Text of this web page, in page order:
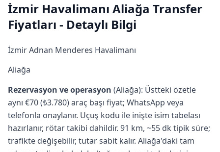
İzmir Havalimanı Aliağa Transfer
Fiyatları - Detaylı Bilgi
İzmir Adnan Menderes Havalimanı
Aliağa
Rezervasyon ve operasyon (Aliağa): Üstteki özetle
aynı €70 (₺3.780) araç başı fiyat; WhatsApp veya
telefonla onaylanır. Uçuş kodu ile inişte isim tabelası
hazırlanır, rötar takibi dahildir. 91 km, ~55 dk tipik süre;
trafikte değişebilir, tutar sabit kalır. Aliağa'daki tam